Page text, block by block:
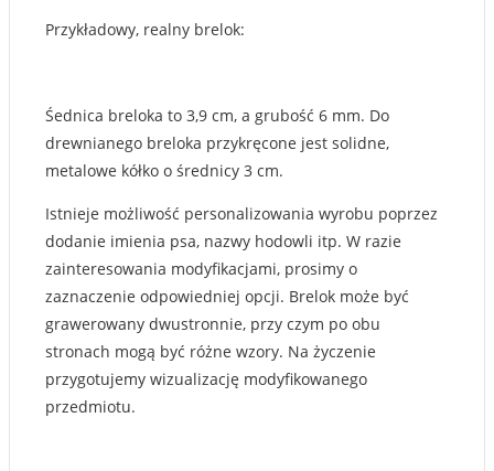
Przykładowy, realny brelok:
Śednica breloka to 3,9 cm, a grubość 6 mm. Do
drewnianego breloka przykręcone jest solidne,
metalowe kółko o średnicy 3 cm.
Istnieje możliwość personalizowania wyrobu poprzez
dodanie imienia psa, nazwy hodowli itp. W razie
zainteresowania modyfikacjami, prosimy o
zaznaczenie odpowiedniej opcji. Brelok może być
grawerowany dwustronnie, przy czym po obu
stronach mogą być różne wzory. Na życzenie
przygotujemy wizualizację modyfikowanego
przedmiotu.